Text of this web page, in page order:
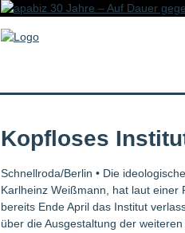
Kopfloses
Schnellroda/Berlin • Die
Karlheinz Weißmann, hat laut
bereits Ende April das Institut
über die Ausgestaltung der